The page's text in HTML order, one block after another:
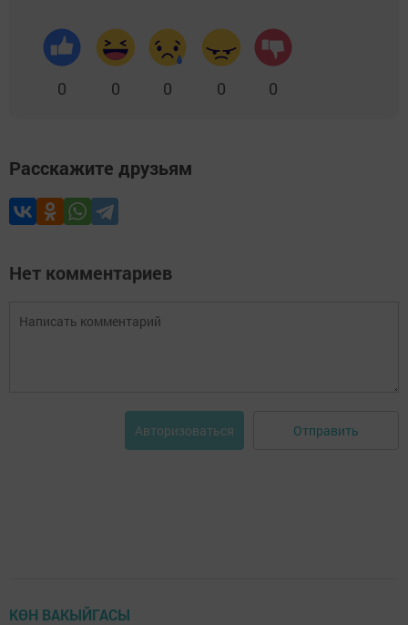
0 0 0 0 0
Расскажите друзьям
Нет комментариев
Авторизоваться Отправить
КӨН ВАКЫЙГАСЫ